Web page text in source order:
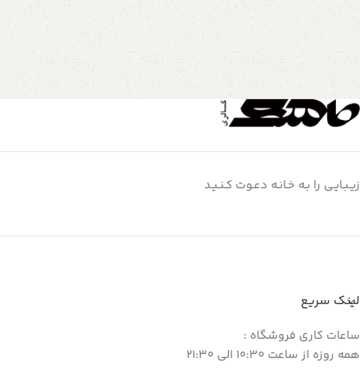
زیـبـایـی را بـه خـانـه دعـوت کـنـیـد
لینک سریع
ساعات کاری فروشگاه :
همه روزه از ساعت 10:30 الی 21:30